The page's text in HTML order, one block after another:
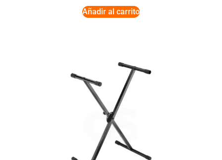
Añadir al carrito